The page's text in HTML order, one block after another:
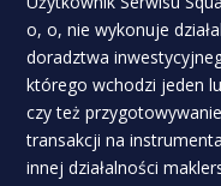
o, o, nie wykonuje
doradztwa
którego wchodzi jeden
czy też
transakcji na
innej działalności